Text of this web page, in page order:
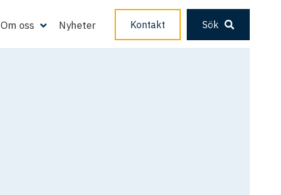
Om oss Nyheter Kontakt Sök